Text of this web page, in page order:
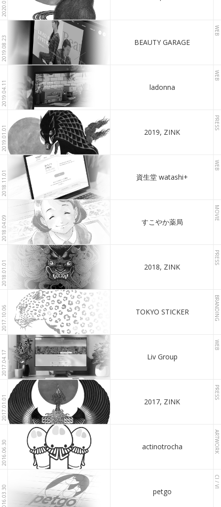
2019.08.23
WEB
BEAUTY GARAGE
2019.04.11
WEB
ladonna
2019.01.01
PRESS
2019, ZINK
2018.11.01
WEB
資生堂 watashi+
2018.04.09
MOVIE
すこやか薬局
2018.01.01
PRESS
2018, ZINK
2017.10.06 BRANDING
TOKYO STICKER
2017.04.17
WEB
Liv Group
2017.01.01
PRESS
2017, ZINK
2016.06.30 ARTWORK
actinotrocha
2016.03.30
CI / VI
petgo